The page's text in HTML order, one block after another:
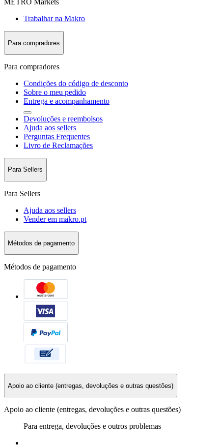
METRO Markets
Trabalhar na Makro
Para compradores
Para compradores
Condições do código de desconto
Sobre o meu pedido
Entrega e acompanhamento
Devoluções e reembolsos
Ajuda aos sellers
Perguntas Frequentes
Livro de Reclamações
Para Sellers
Para Sellers
Ajuda aos sellers
Vender em makro.pt
Métodos de pagamento
Métodos de pagamento
Apoio ao cliente (entregas, devoluções e outras questões)
Apoio ao cliente (entregas, devoluções e outras questões)
Para entrega, devoluções e outros problemas